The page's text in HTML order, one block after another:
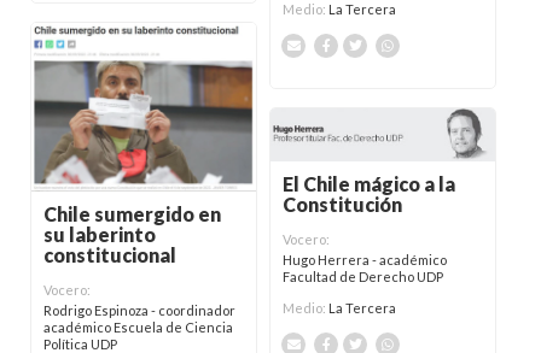
Medio: La Tercera
Chile sumergido en
su laberinto
constitucional
Vocero:
Rodrigo Espinoza - coordinador
académico Escuela de Ciencia
Política UDP
El Chile mágico a la
Constitución
Vocero:
Hugo Herrera - académico
Facultad de Derecho UDP
Medio: La Tercera